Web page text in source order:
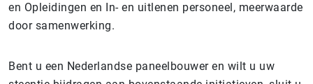
en Opleidingen en In- en uitlenen personeel, meerwaarde
door samenwerking.
Bent u een Nederlandse paneelbouwer en wilt u uw